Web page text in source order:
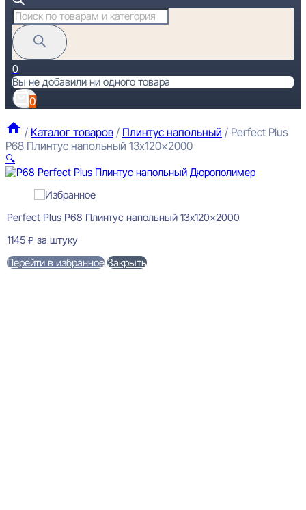
Поиск
товаров
0
Вы не добавили ни одного товара
0
/ Каталог товаров / Плинтус напольный / Perfect Plus
P68 Плинтус напольный 13x120x2000
🔍
Perfect Plus P68 Плинтус напольный 13x120x2000
1145 ₽ за штуку
Перейти в избранное Закрыть